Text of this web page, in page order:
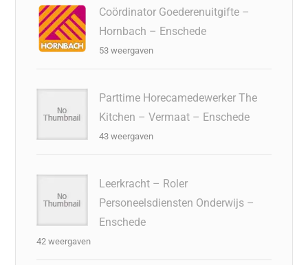
Coördinator Goederenuitgifte –
Hornbach – Enschede
53 weergaven
Parttime Horecamedewerker The
Kitchen – Vermaat – Enschede
43 weergaven
Leerkracht – Roler
Personeelsdiensten Onderwijs –
Enschede
42 weergaven